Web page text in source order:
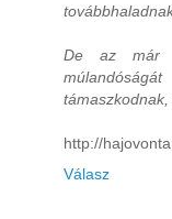
De az már
http://
Válasz